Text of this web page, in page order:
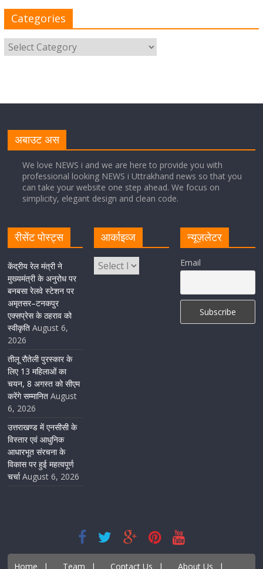
मुख्यमंत्री ने स्वास्थ्य सेवा शिविर का किया शुभारंभ, श्रद्धालुओं को
अपने हाथों से परोसा भोजन
August 5, 2026 1 Comment
सीएम धामी ने हरिद्वार में शिवभक्तों का हेलिकॉप्टर से पुष्पवर्षा और पैर
धोकर किया स्वागत
विकास योजनाओं का लोकार्पण-शिलान्यास
Categories
अबाउट अस
We love NEWS i and we are here to provide you with
professional looking NEWS i Uttrakhand news so that you
can take your website one step ahead. We focus on
simplicity, elegant design and clean code.
रीसेंट पोस्ट्स
केंद्रीय रेल मंत्री ने
मुख्यमंत्री के अनुरोध पर
बनबसा रेलवे स्टेशन पर
अमृतसर–टनकपुर
एक्सप्रेस के ठहराव को
स्वीकृति August 6,
2026
तीलू रौतेली पुरस्कार के
लिए 13 महिलाओं का
चयन, 8 अगस्त को सीएम
करेंगे सम्मानित August
6, 2026
उत्तराखण्ड में एनसीसी के
विस्तार एवं आधुनिक
आधारभूत संरचना के
विकास पर हुई महत्वपूर्ण
चर्चा August 6, 2026
आर्काइव्ज न्यूज़लेटर
Email
Home | Team | Contact Us | About Us |